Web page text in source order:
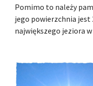
Pomimo to należy
jego powierzchnia jest
największego jeziora w